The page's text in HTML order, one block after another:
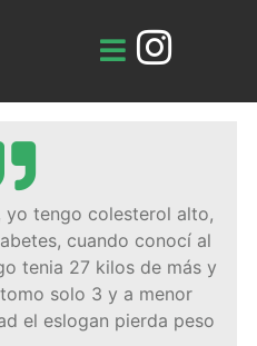
yo tengo colesterol alto,
cuando conocí al
tenia 27 kilos de más y
solo 3 y a menor
el eslogan pierda peso